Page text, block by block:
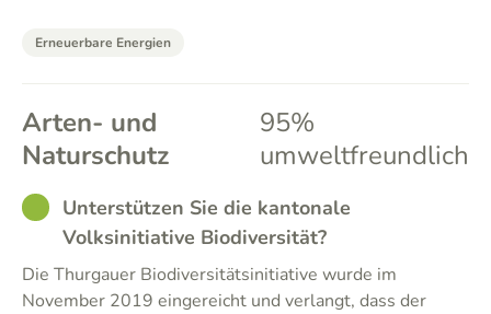
Erneuerbare Energien
Arten- und
Naturschutz
95%
umweltfreundlich
GOODUnterstützen Sie die kantonale
Volksinitiative Biodiversität?
Die Thurgauer Biodiversitätsinitiative wurde im
November 2019 eingereicht und verlangt, dass der